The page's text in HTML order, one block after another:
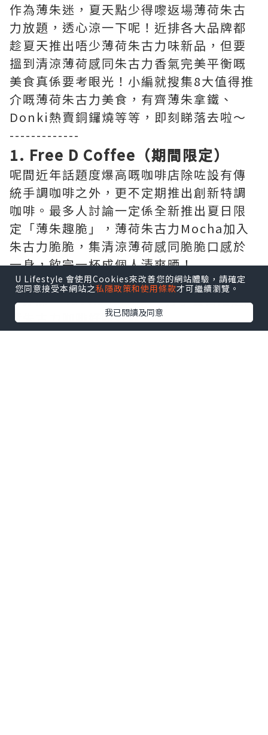
作為薄朱迷，夏天點少得嚟返場薄荷朱古
力放題，透心涼一下呢！近排各大品牌都
趁夏天推出唔少薄荷朱古力味新品，但要
搵到清涼薄荷感同朱古力香氣完美平衡嘅
美食真係要考眼光！小編就搜集8大值得推
介嘅薄荷朱古力美食，有齊薄朱拿鐵、
Donki熱賣銅鑼燒等等，即刻睇落去啦～
-------------
1. Free D Coffee（期間限定）
呢間近年話題度爆高嘅咖啡店除咗設有傳
統手調咖啡之外，更不定期推出創新特調
咖啡。最多人討論一定係全新推出夏日限
定「薄朱趣脆」，薄荷朱古力Mocha加入
朱古力脆脆，集清涼薄荷感同脆脆口感於
一身，飲完一杯成個人清爽晒！
▶即睇 “luvv.sharing” 分享夏日限定薄
荷朱古力咖啡好唔好飲
U Lifestyle 會使用Cookies來改善您的網站體驗，請確定
您同意接受本網站之私隱政策和使用條款才可繼續瀏覽。
我已閱讀及同意